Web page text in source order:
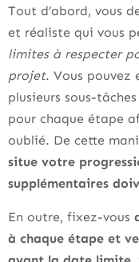
Tout d’abord, vous
et réaliste qui vous
limites à respecter
projet. Vous pouvez
plusieurs sous-
pour chaque étape
oublié. De cette
situe votre
supplémentaires
En outre, fixez-vous
à chaque étape et